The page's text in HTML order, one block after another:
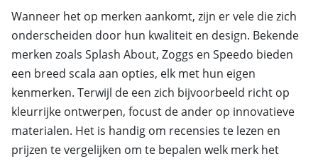
Wanneer het op merken aankomt, zijn er vele die zich
onderscheiden door hun kwaliteit en design. Bekende
merken zoals Splash About, Zoggs en Speedo bieden
een breed scala aan opties, elk met hun eigen
kenmerken. Terwijl de een zich bijvoorbeeld richt op
kleurrijke ontwerpen, focust de ander op innovatieve
materialen. Het is handig om recensies te lezen en
prijzen te vergelijken om te bepalen welk merk het